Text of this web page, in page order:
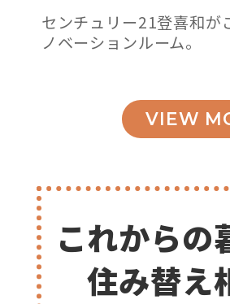
センチュリー21登喜和が
ノベーションルーム。
VIEW
これからの
住み替え